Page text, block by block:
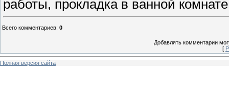
работы, прокладка в ванной
Всего комментариев: 0
Добавлять комментарии
[
Полная версия сайта